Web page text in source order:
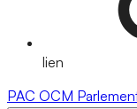
lien
PAC OCM